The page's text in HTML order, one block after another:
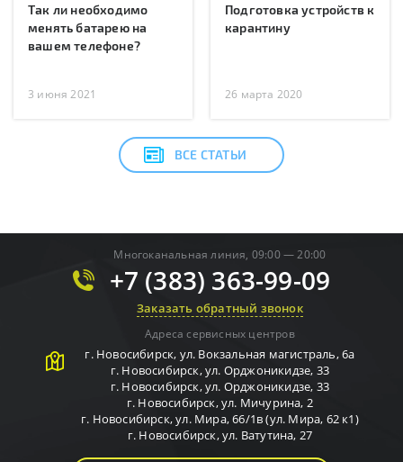
Так ли необходимо
менять батарею на
вашем телефоне?
3 июня 2021
Подготовка устройств к
карантину
26 марта 2020
ВСЕ СТАТЬИ
Многоканальная линия, 09:00 — 20:00
+7 (383) 363-99-09
Заказать обратный звонок
Адреса сервисных центров
г. Новосибирск, ул. Вокзальная магистраль, 6а
г. Новосибирск,ул. Орджоникидзе, 33
г. Новосибирск,ул. Орджоникидзе, 33
г. Новосибирск,ул. Мичурина, 2
г. Новосибирск,ул. Мира, 66/1в (ул. Мира, 62 к1)
г. Новосибирск,ул. Ватутина, 27